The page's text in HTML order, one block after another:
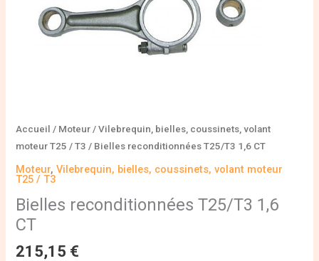
Accueil / Moteur /Vilebrequin, bielles, coussinets, volant
moteur T25 / T3 / Bielles reconditionnées T25/T3 1,6 CT
Moteur,Vilebrequin, bielles, coussinets, volant moteur
T25 / T3
Bielles reconditionnées T25/T3 1,6
CT
215,15 €